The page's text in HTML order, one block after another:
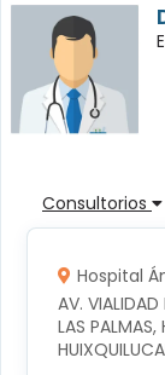
Consultorios
Hospital
AV. VIALIDAD
LAS